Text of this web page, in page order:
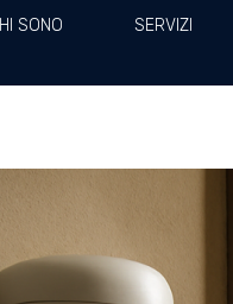
SONO SERVIZI